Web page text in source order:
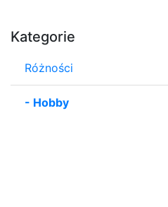
Kategorie
Różności
- Hobby